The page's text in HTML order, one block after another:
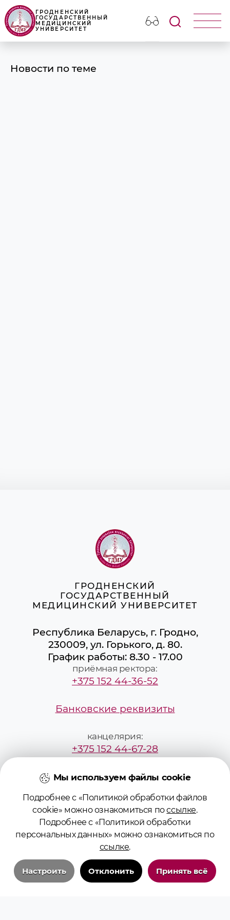
ГРОДНЕНСКИЙ
ГОСУДАРСТВЕННЫЙ
МЕДИЦИНСКИЙ
УНИВЕРСИТЕТ
Новости по теме
ГРОДНЕНСКИЙ
ГОСУДАРСТВЕННЫЙ
МЕДИЦИНСКИЙ УНИВЕРСИТЕТ
Республика Беларусь, г. Гродно,
230009, ул. Горького, д. 80.
График работы: 8.30 - 17.00
приёмная ректора:
+375 152 44-36-52
Банковские реквизиты
канцелярия:
+375 152 44-67-28
mailbox@grsmu.by
приёмная комиссия:
+375295229887
pk@grsmu.by
Мы используем файлы cookie
Подробнее с «Политикой обработки файлов
cookie» можно ознакомиться поссылке.
Подробнее с «Политикой обработки
персональных данных» можно ознакомиться по
ссылке.
Настроить Отклонить Принять всё